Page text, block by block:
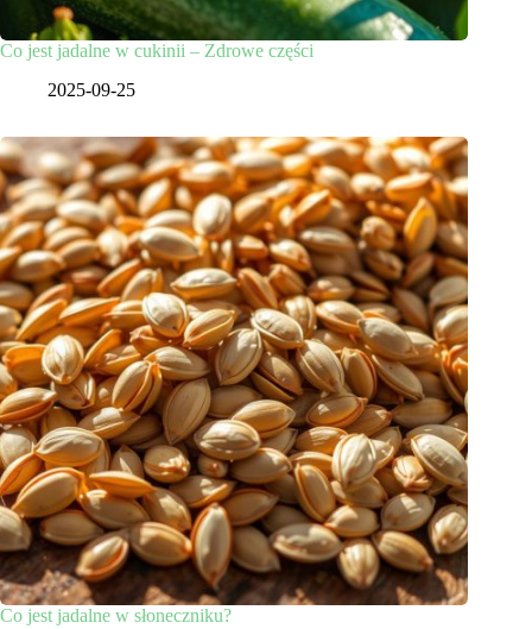
Co jest jadalne w cukinii – Zdrowe części
2025-09-25
Co jest jadalne w słoneczniku?